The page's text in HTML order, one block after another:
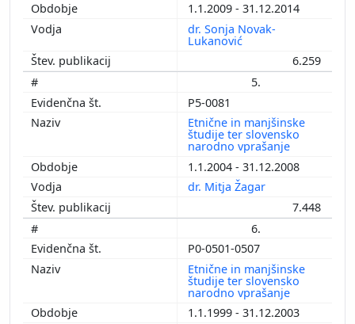
1.1.2009 - 31.12.2014
dr. Sonja Novak-
Lukanović
6.259
5.
P5-0081
Etnične in manjšinske
študije ter slovensko
narodno vprašanje
1.1.2004 - 31.12.2008
dr. Mitja Žagar
7.448
6.
P0-0501-0507
Etnične in manjšinske
študije ter slovensko
narodno vprašanje
1.1.1999 - 31.12.2003